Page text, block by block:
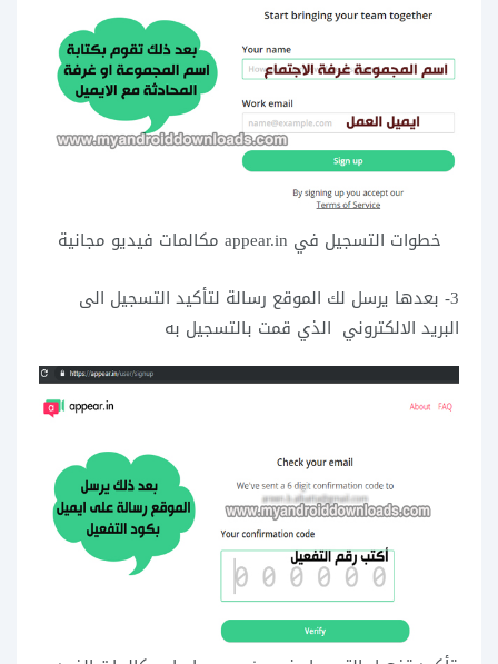
خطوات التسجيل في appear.in مكالمات فيديو مجانية
3- بعدها يرسل لك الموقع رسالة لتأكيد التسجيل الى
البريد الالكتروني الذي قمت بالتسجيل به